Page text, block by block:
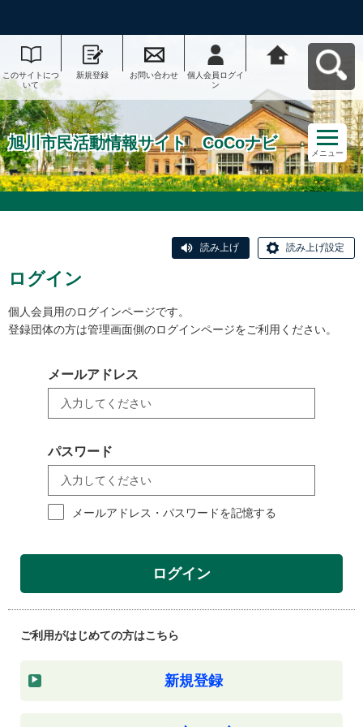
このサイトにつ
いて
新規登録 お問い合わせ
個人会員ログイ
ン
ナビへ戻る
旭川市民活動情報サイト CoCoナビ
メニュー
読み上げ 読み上げ設定
ログイン
個人会員用のログインページです。
登録団体の方は管理画面側のログインページをご利用ください。
メールアドレス
パスワード
メールアドレス・パスワードを記憶する
ログイン
ご利用がはじめての方はこちら
新規登録